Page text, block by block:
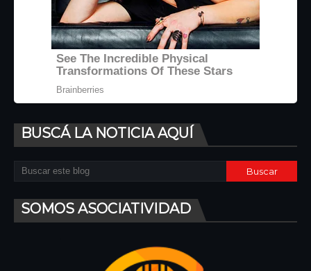
BUSCÁ LA NOTICIA AQUÍ
SOMOS ASOCIATIVIDAD